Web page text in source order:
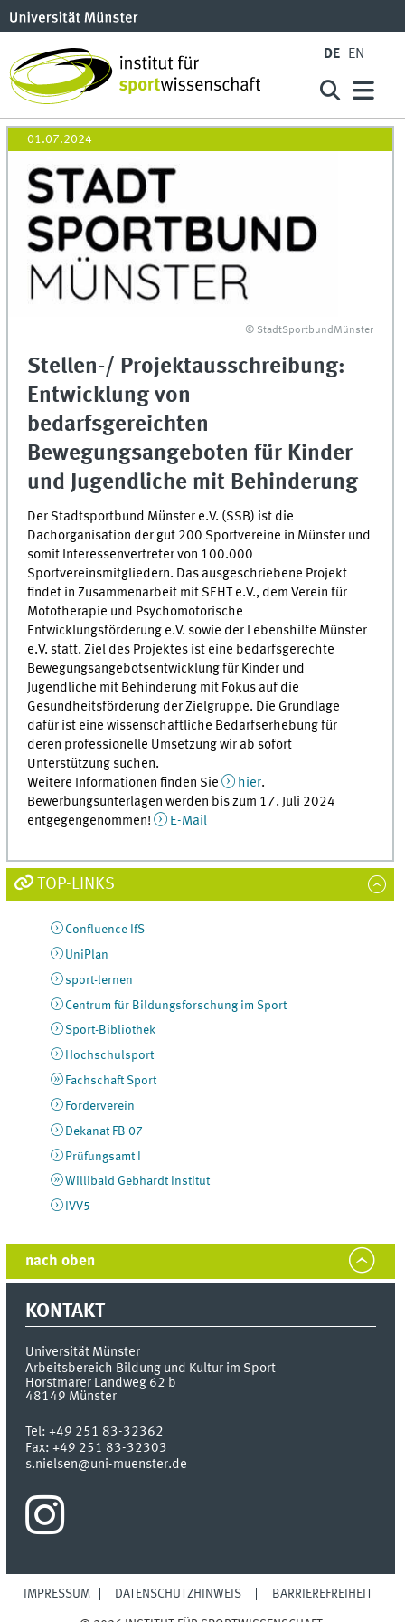
DE EN
01.07.2024
© StadtSportbundMünster
Stellen-/ Projektausschreibung:
Entwicklung von
bedarfsgereichten
Bewegungsangeboten für Kinder
und Jugendliche mit Behinderung
Der Stadtsportbund Münster e.V. (SSB) ist die
Dachorganisation der gut 200 Sportvereine in Münster und
somit Interessenvertreter von 100.000
Sportvereinsmitgliedern. Das ausgeschriebene Projekt
findet in Zusammenarbeit mit SEHT e.V., dem Verein für
Mototherapie und Psychomotorische
Entwicklungsförderung e.V. sowie der Lebenshilfe Münster
e.V. statt. Ziel des Projektes ist eine bedarfsgerechte
Bewegungsangebotsentwicklung für Kinder und
Jugendliche mit Behinderung mit Fokus auf die
Gesundheitsförderung der Zielgruppe. Die Grundlage
dafür ist eine wissenschaftliche Bedarfserhebung für
deren professionelle Umsetzung wir ab sofort
Unterstützung suchen.
Weitere Informationen finden Sie
hier.
Bewerbungsunterlagen werden bis zum 17. Juli 2024
entgegengenommen!
E-Mail
TOP-LINKS
Confluence IfS
UniPlan
sport-lernen
Centrum für Bildungsforschung im Sport
Sport-Bibliothek
Hochschulsport
Fachschaft Sport
Förderverein
Dekanat FB 07
Prüfungsamt I
Willibald Gebhardt Institut
IVV5
nach oben
KONTAKT
Universität Münster
Arbeitsbereich Bildung und Kultur im Sport
Horstmarer Landweg 62 b
48149 Münster
Tel:+49 251 83-32362
Fax:+49 251 83-32303
s.nielsen@uni-muenster.de
IMPRESSUM DATENSCHUTZHINWEIS BARRIEREFREIHEIT